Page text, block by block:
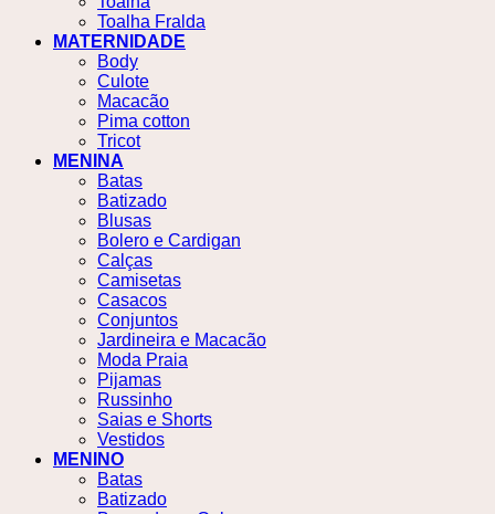
Toalha Fralda
MATERNIDADE
Body
Culote
Macacão
Pima cotton
Tricot
MENINA
Batas
Batizado
Blusas
Bolero e Cardigan
Calças
Camisetas
Casacos
Conjuntos
Jardineira e Macacão
Moda Praia
Pijamas
Russinho
Saias e Shorts
Vestidos
MENINO
Batas
Batizado